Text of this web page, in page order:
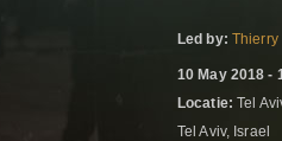
Led by: Thierry
10 May 2018 -
Locatie: Tel
Tel Aviv, Israel